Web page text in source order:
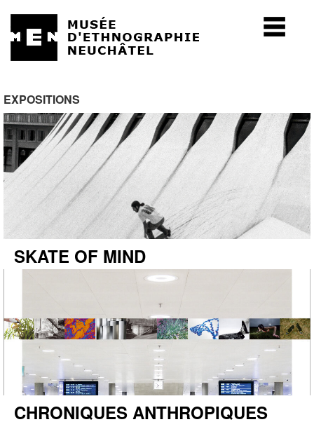
EXPOSITIONS
SKATE OF MIND
CHRONIQUES ANTHROPIQUES